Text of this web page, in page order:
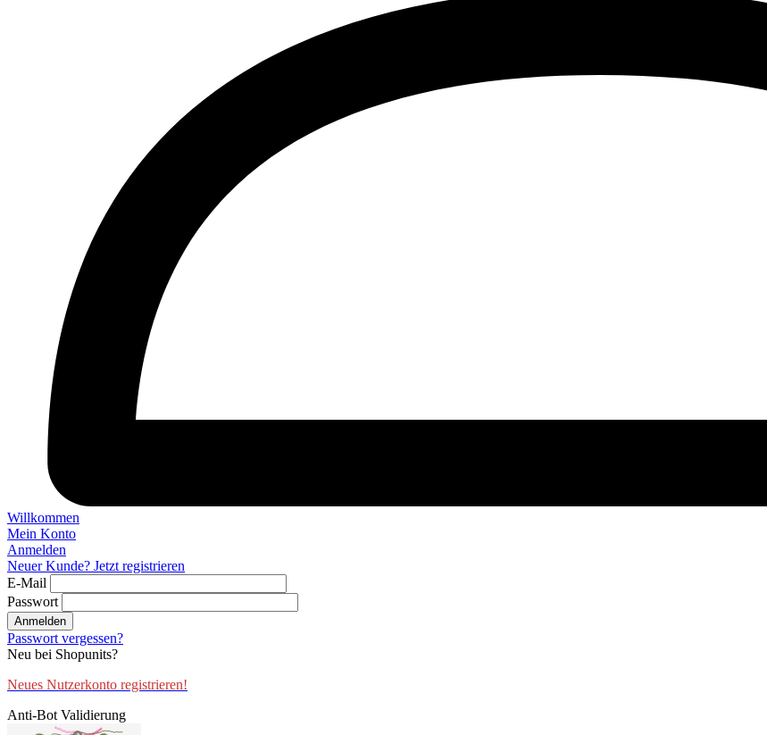
Willkommen
Mein Konto
Anmelden
Neuer Kunde? Jetzt registrieren
E-Mail
Passwort
Anmelden
Passwort vergessen?
Neu bei Shopunits?
Neues Nutzerkonto registrieren!
Anti-Bot Validierung